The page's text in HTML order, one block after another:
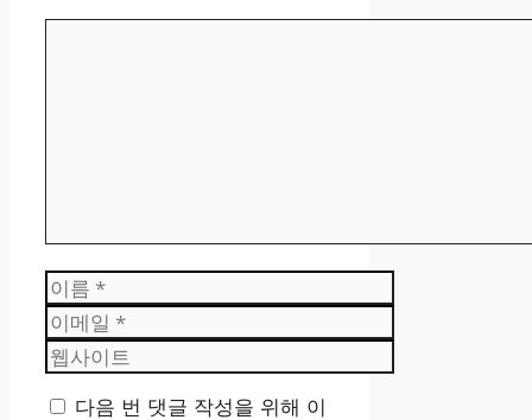
이
름
이
메
일
웹
사
이 다음 번 댓글 작성을 위해 이